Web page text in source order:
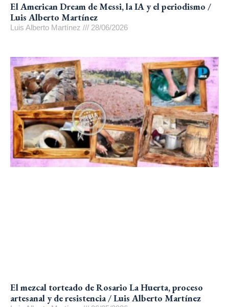
El American Dream de Messi, la IA y el periodismo /
Luis Alberto Martínez
Luis Alberto Martínez 28/06/2026
El mezcal torteado de Rosario La Huerta, proceso
artesanal y de resistencia / Luis Alberto Martínez